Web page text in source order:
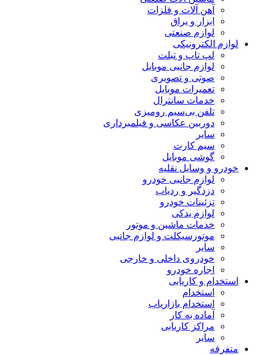
آهن آلات و فلزات
ابزار و یراق
لوازم صنعتی
لوازم الکترونیکی
لپ تاپ و تبلت
لوازم جانبی موبایل
صوتی و تصویری
تعمیرات موبایل
خدمات سانترال
تلفن بی‌سیم رومیزی
دوربین عکاسی و فیلمبرداری
سایر
سیم کارت
گوشی موبایل
خودرو و وسایل نقلیه
لوازم جانبی خودرو
دزدگیر و ردیاب
تزئینات خودرو
لوازم یدکی
خدمات ماشین و موتور
موتورسیکلت و لوازم جانبی
سایر
خودروی داخلی و خارجی
اجاره خودرو
استخدام و کاریابی
استخدام
استخدام بازاریاب
آماده به کار
مراکز کاریابی
سایر
متفرقه